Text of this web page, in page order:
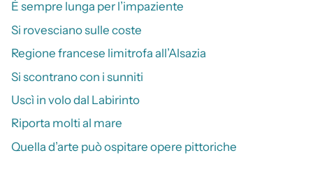
È sempre lunga per l’impaziente
Si rovesciano sulle coste
Regione francese limitrofa all’Alsazia
Si scontrano con i sunniti
Uscì in volo dal Labirinto
Riporta molti al mare
Quella d’arte può ospitare opere pittoriche